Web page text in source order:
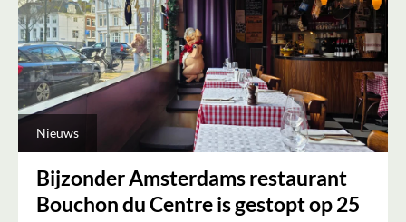
Nieuws
Bijzonder Amsterdams restaurant
Bouchon du Centre is gestopt op 25